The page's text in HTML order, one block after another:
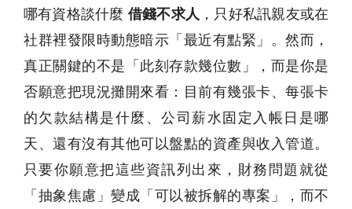
哪有資格談什麼 借錢不求人 ，只好私訊親友或在
社群裡發限時動態暗示「最近有點緊」。然而，
真正關鍵的不是「此刻存款幾位數」，而是你是
否願意把現況攤開來看：目前有幾張卡、每張卡
的欠款結構是什麼、公司薪水固定入帳日是哪
天、還有沒有其他可以盤點的資產與收入管道。
只要你願意把這些資訊列出來，財務問題就從
「抽象焦慮」變成「可以被拆解的專案」，而不